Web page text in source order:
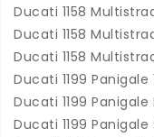
Ducati 1158
Ducati 1158
Ducati 1158
Ducati 1199 Panigale
Ducati 1199 Panigale
Ducati 1199 Panigale